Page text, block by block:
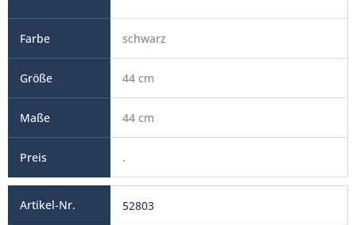
schwarz
44 cm
44 cm
.
52803